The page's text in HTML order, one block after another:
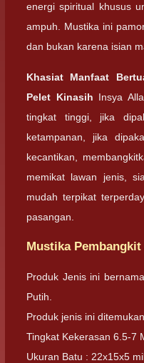
energi spiritual khusus
ampuh. Mustika ini
dan bukan karena isian
Khasiat Manfaat
Pelet Kinasih Insya
tingkat tinggi, jika
ketampanan, jika
kecantikan,
memikat lawan jenis,
mudah terpikat
pasangan.
Mustika
Produk Jenis ini
Putih.
Produk jenis ini
Tingkat Kekerasan 6.5-7
Ukuran Batu : 22x15x5